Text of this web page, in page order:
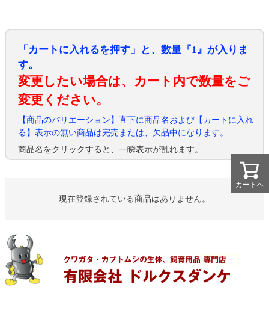
「カートに入れるを押す」と、数量『1』が入りま
す。
変更したい場合は、カート内で数量をご
変更ください。
【商品のバリエーション】直下に商品名および【カートに入れ
る】表示の無い商品は完売または、欠品中になります。
商品名をクリックすると、一瞬表示が乱れます。
現在登録されている商品はありません。
カートへ
カートへ